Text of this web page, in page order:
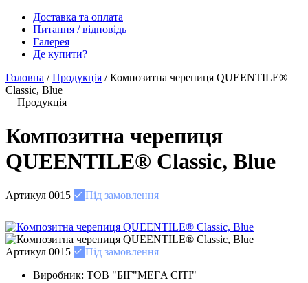
Доставка та оплата
Питання / відповідь
Галерея
Де купити?
Головна / Продукція / Композитна черепиця QUEENTILE®
Classic, Blue
Продукція
Композитна черепиця
QUEENTILE® Classic, Blue
Артикул 0015 Під замовлення
Артикул 0015
Під замовлення
Виробник: ТОВ "БІГ"MEГA CITІ"